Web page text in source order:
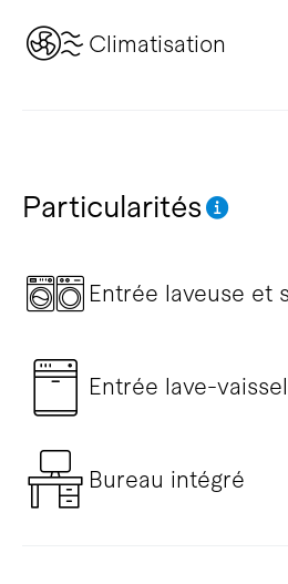
Climatisation
Particularités
Entrée laveuse et
Entrée lave-
Bureau intégré